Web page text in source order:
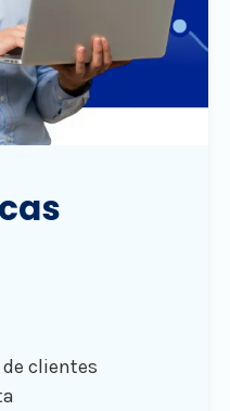
clientes